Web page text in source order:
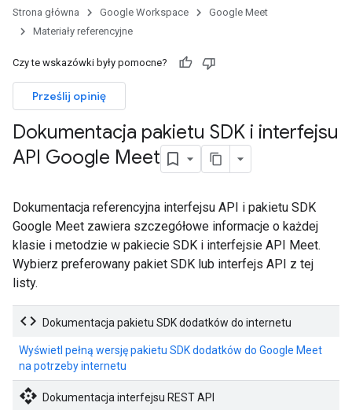
Strona główna Google Workspace
Google Meet
Materiały referencyjne
Czy te wskazówki były pomocne?
Prześlij opinię
Dokumentacja pakietu SDK i interfejsu
API Google Meet
Dokumentacja referencyjna interfejsu API i pakietu SDK
Google Meet zawiera szczegółowe informacje o każdej
klasie i metodzie w pakiecie SDK i interfejsie API Meet.
Wybierz preferowany pakiet SDK lub interfejs API z tej
listy.
code Dokumentacja pakietu SDK dodatków do internetu
Wyświetl pełną wersję pakietu SDK dodatków do Google Meet
na potrzeby internetu
api Dokumentacja interfejsu REST API